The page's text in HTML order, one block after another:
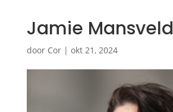
Jamie Mansveld
door Cor| okt 21, 2024